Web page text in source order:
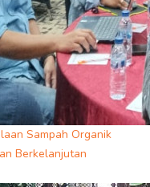
Sampah Organik
Berkelanjutan